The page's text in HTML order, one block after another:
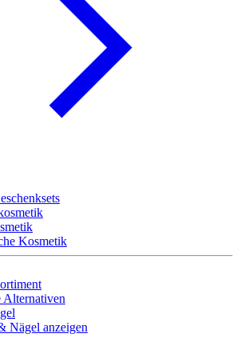
Kosmetik
Alternativen
Nägel anzeigen